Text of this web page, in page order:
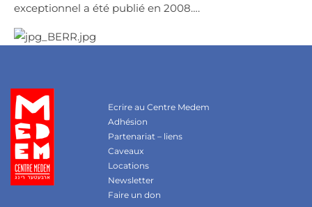
exceptionnel a été publié en 2008….
Ecrire au Centre Medem
Adhésion
Partenariat – liens
Caveaux
Locations
Newsletter
Faire un don